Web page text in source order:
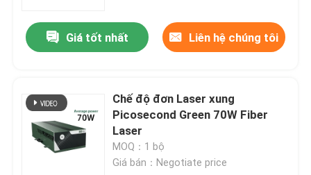
Giá tốt nhất Liên hệ chúng tôi
Chế độ đơn Laser xung
Picosecond Green 70W Fiber
Laser
MOQ：1 bộ
Giá bán：Negotiate price